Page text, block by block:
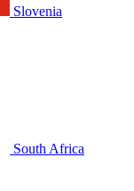
Slovenia
South Africa